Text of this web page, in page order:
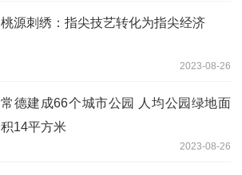
桃源刺绣：指尖技艺转化为指尖经济
2023-08-26
常德建成66个城市公园 人均公园绿地面
积14平方米
2023-08-26